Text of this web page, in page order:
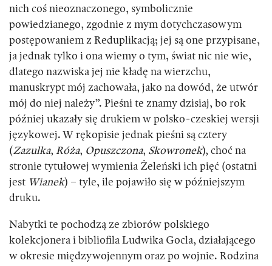
nich coś nieoznaczonego, symbolicznie
powiedzianego, zgodnie z mym dotychczasowym
postępowaniem z Reduplikacją; jej są one przypisane,
ja jednak tylko i ona wiemy o tym, świat nic nie wie,
dlatego nazwiska jej nie kładę na wierzchu,
manuskrypt mój zachowała, jako na dowód, że utwór
mój do niej należy”. Pieśni te znamy dzisiaj, bo rok
później ukazały się drukiem w polsko-czeskiej wersji
językowej. W rękopisie jednak pieśni są cztery
(Zazulka, Róża, Opuszczona, Skowronek), choć na
stronie tytułowej wymienia Żeleński ich pięć (ostatni
jest Wianek) – tyle, ile pojawiło się w późniejszym
druku.
Nabytki te pochodzą ze zbiorów polskiego
kolekcjonera i bibliofila Ludwika Gocla, działającego
w okresie międzywojennym oraz po wojnie. Rodzina